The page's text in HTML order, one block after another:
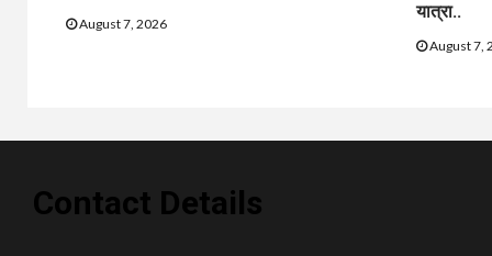
August 7, 2026
यात्रा..
August 7,
Contact Details